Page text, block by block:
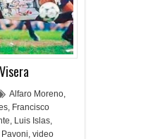
Alfaro Moreno,
, Francisco
, Luis Islas,
, video